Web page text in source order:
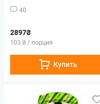
40
2897₴
103 ₴ / порция
Купить